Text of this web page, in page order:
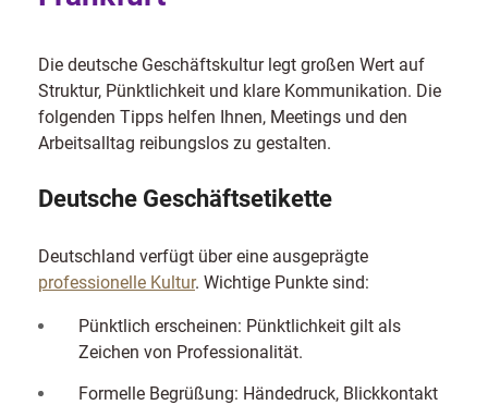
Die deutsche Geschäftskultur legt großen Wert auf
Struktur, Pünktlichkeit und klare Kommunikation. Die
folgenden Tipps helfen Ihnen, Meetings und den
Arbeitsalltag reibungslos zu gestalten.
Deutsche Geschäftsetikette
Deutschland verfügt über eine ausgeprägte
professionelle Kultur. Wichtige Punkte sind:
Pünktlich erscheinen: Pünktlichkeit gilt als
Zeichen von Professionalität.
Formelle Begrüßung: Händedruck, Blickkontakt